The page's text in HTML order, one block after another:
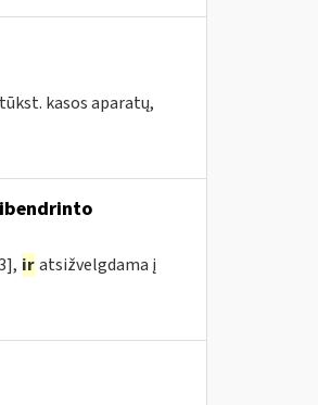
kasos aparatų,
ir atsižvelgdama į